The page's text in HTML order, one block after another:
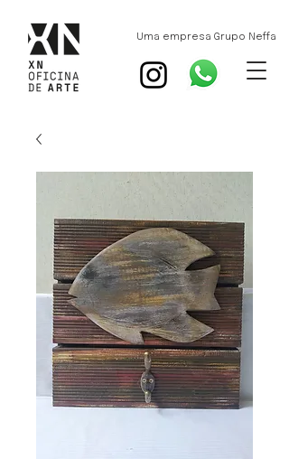
Uma empresa Grupo Neffa